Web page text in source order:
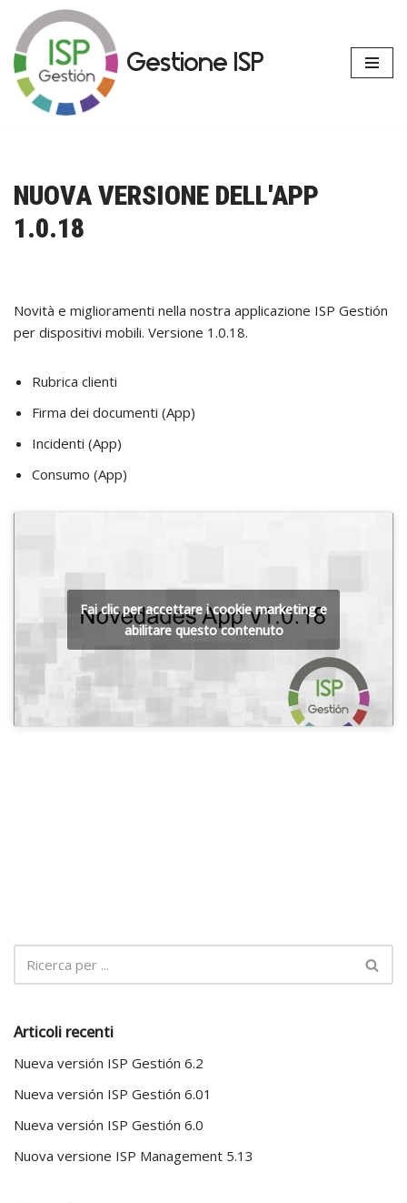
Vai
al
contenuto
Gestione ISP
NUOVA VERSIONE DELL'APP
1.0.18
Novità e miglioramenti nella nostra applicazione ISP Gestión
per dispositivi mobili. Versione 1.0.18.
Rubrica clienti
Firma dei documenti (App)
Incidenti (App)
Consumo (App)
Fai clic per accettare i cookie marketing e
abilitare questo contenuto
Articoli recenti
Nueva versión ISP Gestión 6.2
Nueva versión ISP Gestión 6.01
Nueva versión ISP Gestión 6.0
Nuova versione ISP Management 5.13